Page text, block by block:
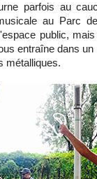
parfois au
au Parc
public,
entraîne dans
métalliques.